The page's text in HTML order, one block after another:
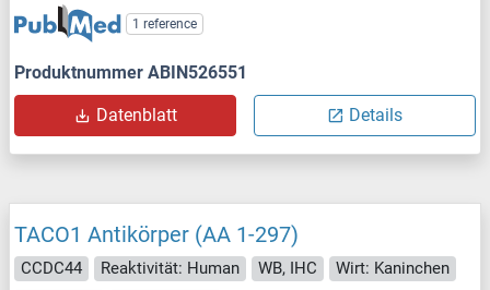
1 reference
Produktnummer ABIN526551
Datenblatt Details
TACO1 Antikörper (AA 1-297)
CCDC44 Reaktivität: Human WB, IHC
Wirt: Kaninchen